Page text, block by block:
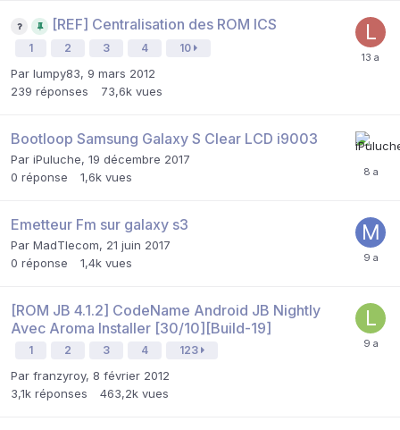
[REF] Centralisation des ROM ICS
1 2 3 4 10
Par lumpy83, 9 mars 2012
239 réponses 73,6k vues
Bootloop Samsung Galaxy S Clear LCD i9003
Par iPuluche, 19 décembre 2017
0 réponse 1,6k vues
Emetteur Fm sur galaxy s3
Par MadTlecom, 21 juin 2017
0 réponse 1,4k vues
[ROM JB 4.1.2] CodeName Android JB Nightly
Avec Aroma Installer [30/10][Build-19]
1 2 3 4 123
Par franzyroy, 8 février 2012
3,1k réponses 463,2k vues